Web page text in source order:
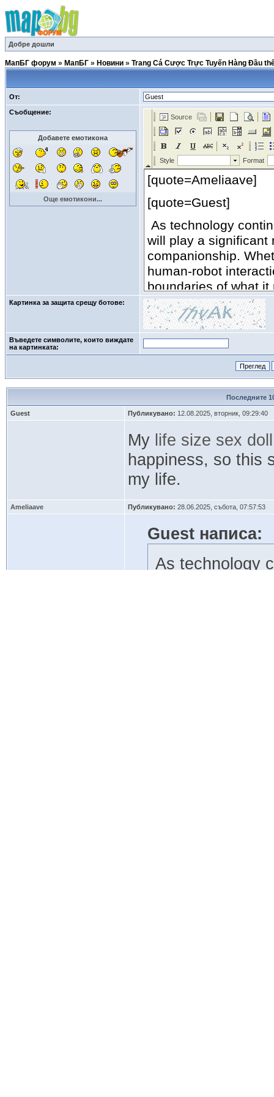
Добре дошли
МапБГ форум » МапБГ » Новини » Trang Cá Cược Trực Tuyến Hàng Đầu
От:
Съобщение:
Добавете емотикона
Още емотикони...
Картинка за защита срещу ботове:
Въведете символите, които виждате
на картинката: